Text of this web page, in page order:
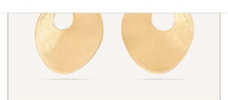
CONTATTI